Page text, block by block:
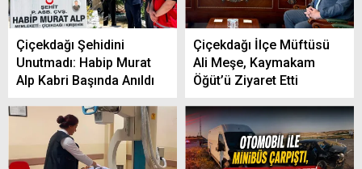
Çiçekdağı Şehidini
Unutmadı: Habip Murat
Alp Kabri Başında Anıldı
Çiçekdağı İlçe Müftüsü
Ali Meşe, Kaymakam
Öğüt’ü Ziyaret Etti